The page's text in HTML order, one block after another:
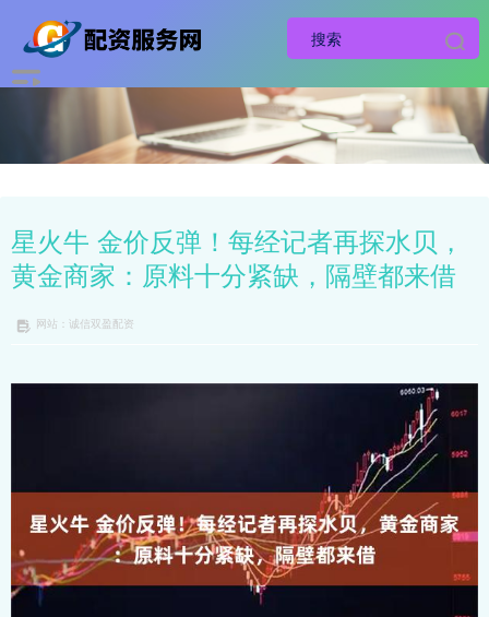
星火牛 金价反弹！每经记者再探水贝，
黄金商家：原料十分紧缺，隔壁都来借
网站：诚信双盈配资